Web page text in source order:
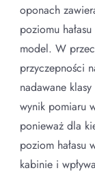
oponach
poziomu
model. W
przyczepności
nadawane
wynik pomiaru
ponieważ dla
poziom hałasu
kabinie i